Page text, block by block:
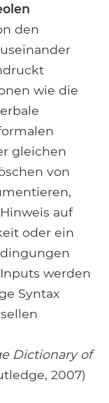
den
wie die
gleichen
von
auf
oder ein
werden
Syntax
Dictionary of
2007)